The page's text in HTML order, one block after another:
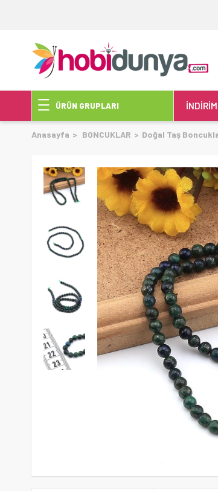
ÜRÜN GRUPLARI
Anasayfa BONCUKLAR Doğal Taş